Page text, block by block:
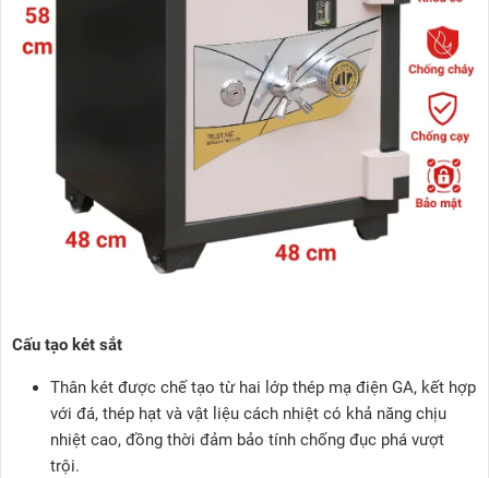
Cấu tạo két sắt
Thân két được chế tạo từ hai lớp thép mạ điện GA, kết hợp
với đá, thép hạt và vật liệu cách nhiệt có khả năng chịu
nhiệt cao, đồng thời đảm bảo tính chống đục phá vượt
trội.